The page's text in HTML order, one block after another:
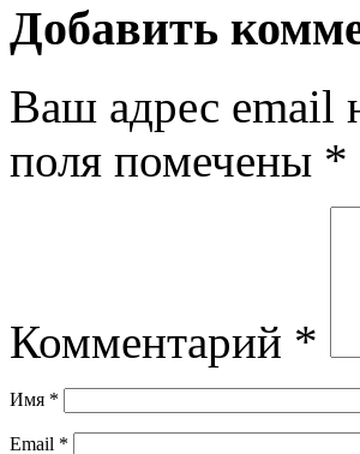
Добавить
Ваш адрес email
поля помечены *
Комментарий *
Имя *
Email *